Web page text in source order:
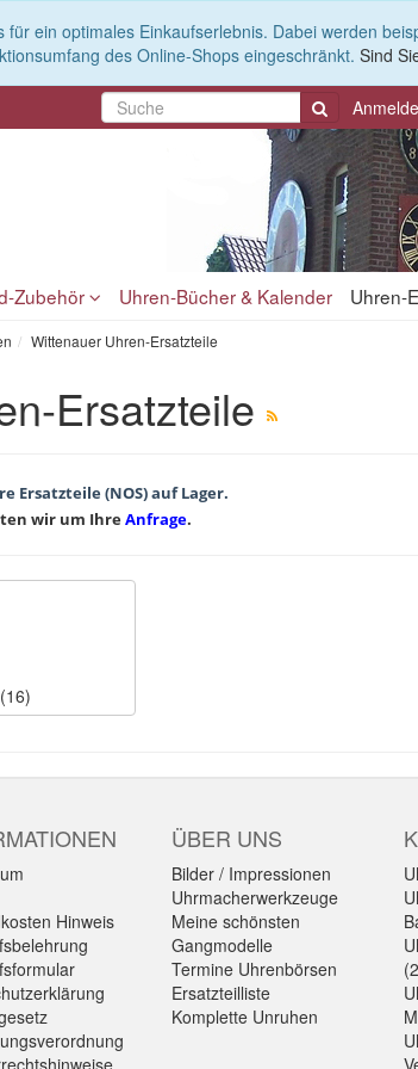
für ein optimales Einkaufserlebnis. Dabei werden
des Online-Shops eingeschränkt. Sind
Zubehör Uhren-Bücher & Kalender Uhren-
Wittenauer Uhren-Ersatzteile
Ersatzteile
Ersatzteile (NOS) auf Lager.
wir um IhreAnfrage.
Hinweis
ÜBER UNS
Bilder / Impressionen
Uhrmacherwerkzeuge
Meine schönsten
Gangmodelle
Termine Uhrenbörsen
Ersatzteilliste
Komplette Unruhen